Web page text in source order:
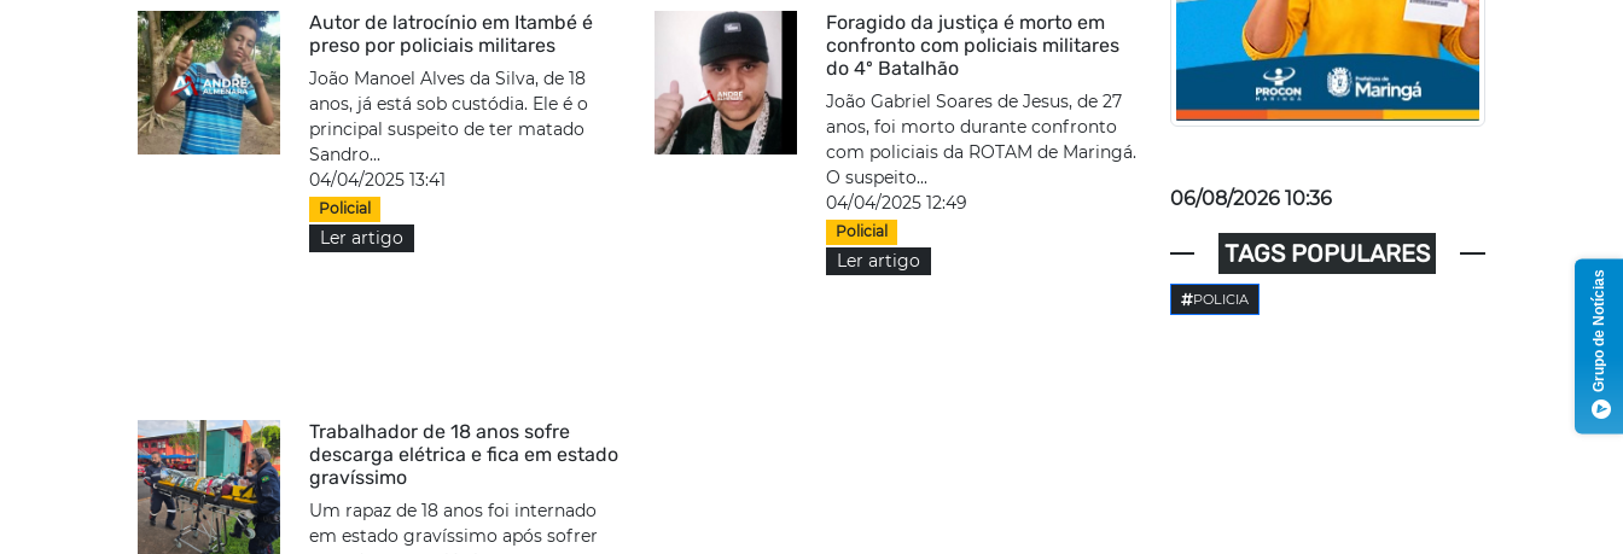
Autor de latrocínio em Itambé é
preso por policiais militares
João Manoel Alves da Silva, de 18
anos, já está sob custódia. Ele é o
principal suspeito de ter matado
Sandro...
04/04/2025 13:41
Policial
Ler artigo
Foragido da justiça é morto em
confronto com policiais militares
do 4º Batalhão
João Gabriel Soares de Jesus, de 27
anos, foi morto durante confronto
com policiais da ROTAM de Maringá.
O suspeito...
04/04/2025 12:49
Policial
Ler artigo
Trabalhador de 18 anos sofre
descarga elétrica e fica em estado
gravíssimo
Um rapaz de 18 anos foi internado
em estado gravíssimo após sofrer
06/08/2026 10:36
TAGS POPULARES
POLICIA Grupo de Notícias